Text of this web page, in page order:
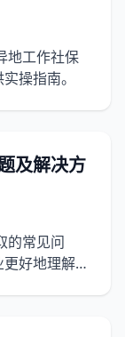
地工作社保
操指南。
及解决方
的常见问
好地理解和